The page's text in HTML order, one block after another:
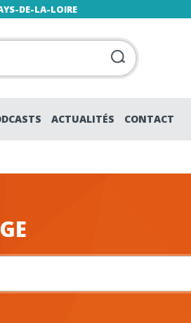
DE-LA-LOIRE
ACTUALITÉS CONTACT